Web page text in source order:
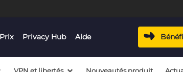
Prix Privacy Hub Aide
VPN et libertés Nouveautés produit